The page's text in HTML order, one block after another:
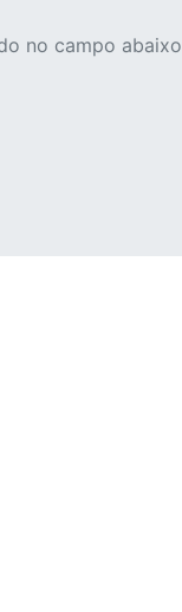
no campo abaixo